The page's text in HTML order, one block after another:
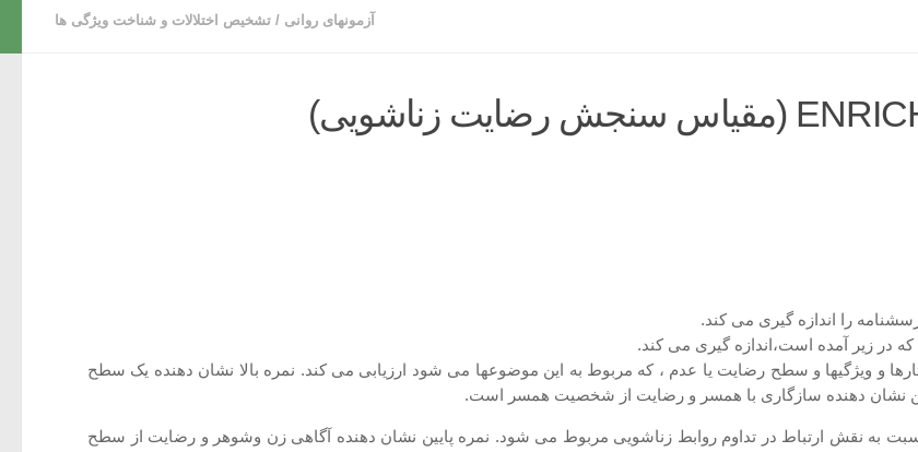
آزمونهای روانی / تشخیص اختلالات و شناخت ویژگی ها
را اندازه گیری می کند.
ویژگیها و سطح رضایت یا عدم ، که مربوط به این موضوعها می شود ارزیابی می کند. نمره بالا نشان دهنده یک سطح
نشان دهنده سازگاری با همسر و رضایت از شخصیت همسر است.
به نقش ارتباط در تداوم روابط زناشویی مربوط می شود. نمره پایین نشان دهنده آگاهی زن وشوهر و رضایت از سطح